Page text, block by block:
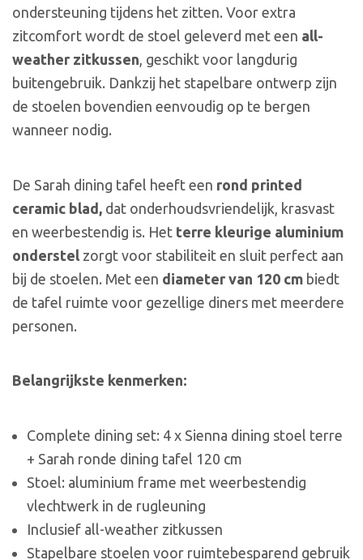
ondersteuning tijdens het zitten. Voor extra
zitcomfort wordt de stoel geleverd met een all-
weather zitkussen, geschikt voor langdurig
buitengebruik. Dankzij het stapelbare ontwerp zijn
de stoelen bovendien eenvoudig op te bergen
wanneer nodig.
De Sarah dining tafel heeft een rond printed
ceramic blad, dat onderhoudsvriendelijk, krasvast
en weerbestendig is. Het terre kleurige aluminium
onderstel zorgt voor stabiliteit en sluit perfect aan
bij de stoelen. Met een diameter van 120 cm biedt
de tafel ruimte voor gezellige diners met meerdere
personen.
Belangrijkste kenmerken:
Complete dining set: 4 x Sienna dining stoel terre
+ Sarah ronde dining tafel 120 cm
Stoel: aluminium frame met weerbestendig
vlechtwerk in de rugleuning
Inclusief all-weather zitkussen
Stapelbare stoelen voor ruimtebesparend gebruik